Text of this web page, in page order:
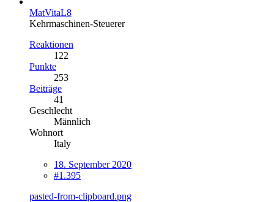
MatVitaL8
Kehrmaschinen-Steuerer
Reaktionen
122
Punkte
253
Beiträge
41
Geschlecht
Männlich
Wohnort
Italy
18. September 2020
#1.395
pasted-from-clipboard.png